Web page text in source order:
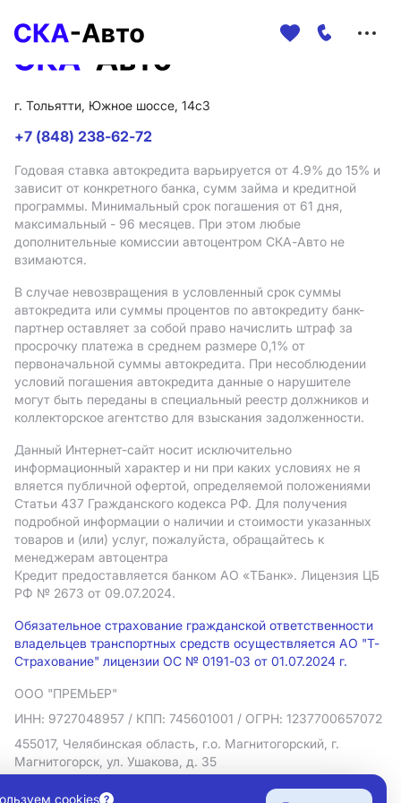
г. Тольятти, Южное шоссе, 14с3
+7 (848) 238-62-72
Годовая ставка автокредита варьируется от 4.9% до 15% и
зависит от конкретного банка, сумм займа и кредитной
программы. Минимальный срок погашения от 61 дня,
максимальный - 96 месяцев. При этом любые
дополнительные комиссии автоцентром СКА-Авто не
взимаются.
В случае невозвращения в условленный срок суммы
автокредита или суммы процентов по автокредиту банк-
партнер оставляет за собой право начислить штраф за
просрочку платежа в среднем размере 0,1% от
первоначальной суммы автокредита. При несоблюдении
условий погашения автокредита данные о нарушителе
могут быть переданы в специальный реестр должников и
коллекторское агентство для взыскания задолженности.
Данный Интернет-сайт носит исключительно
информационный характер и ни при каких условиях не я
вляется публичной офертой, определяемой положениями
Статьи 437 Гражданского кодекса РФ. Для получения
подробной информации о наличии и стоимости указанных
товаров и (или) услуг, пожалуйста, обращайтесь к
менеджерам автоцентра
Кредит предоставляется банком АO «ТБанк». Лицензия ЦБ
РФ № 2673 от 09.07.2024.
Обязательное страхование гражданской ответственности
владельцев транспортных средств осуществляется АО "Т-
Страхование" лицензии ОС № 0191-03 от 01.07.2024 г.
ООО "ПРЕМЬЕР"
ИНН: 9727048957 / КПП: 745601001 / ОГРН: 1237700657072
455017, Челябинская область, г.о. Магнитогорский, г.
Магнитогорск, ул. Ушакова, д. 35
Политика в отношении обработки персональных данных
cookies